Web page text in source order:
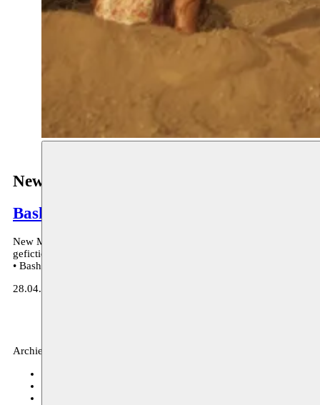
New Middle East
Bashar Murkus
New Middle East is een dialoog tussen een gemaskerde soldaat
gefictionaliseerde weerspiegeling van de Syrische (burger)oorlog
• Bashar Murkus is één van de stichters van Khashabi Theatre in
28.04.2017 Arsenaal/Lazarus Mechelen – 02.05.2017 Kaaitheater
Archief, theater